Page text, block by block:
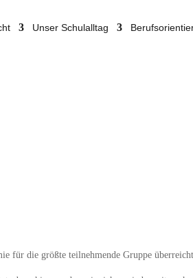
Unser Schulalltag
für die größte teilnehmende Gruppe